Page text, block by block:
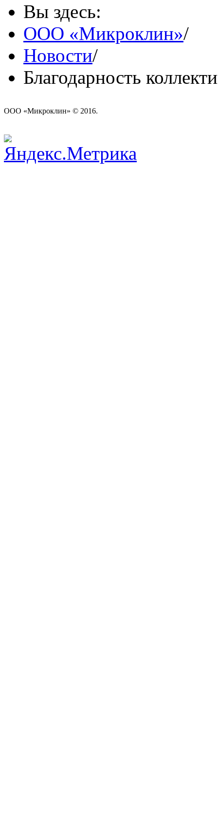
Вы здесь:
ООО «Микроклин»/
Новости/
Благодарность
ООО «Микроклин» © 2016.